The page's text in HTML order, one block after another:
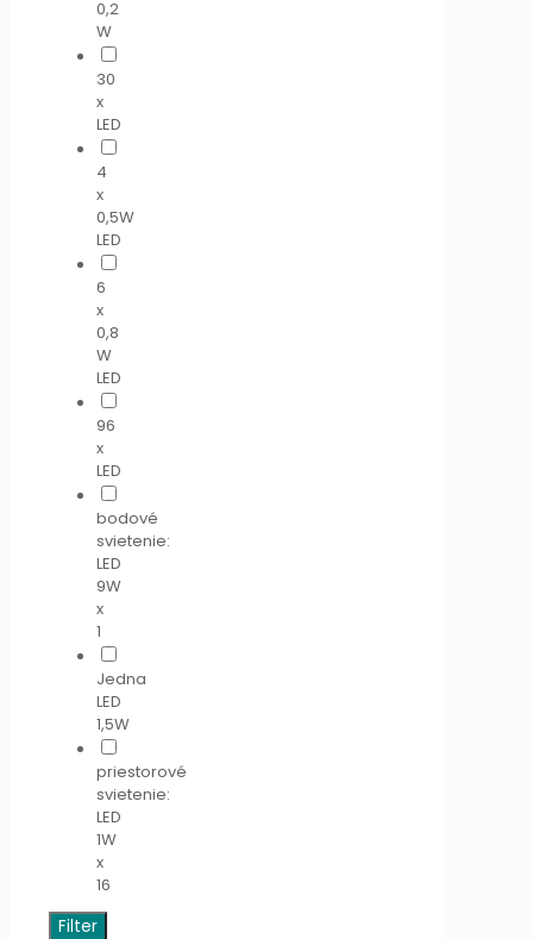
0,2
W
30
x
LED
4
x
0,5W
LED
6
x
0,8
W
LED
96
x
LED
bodové
svietenie:
LED
9W
x
1
Jedna
LED
1,5W
priestorové
svietenie:
LED
1W
x
16
Filter